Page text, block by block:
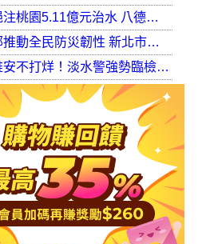
中央挹注桃園5.11億元治水 八德區大仁滯洪池今啟用 守護龜山產業園區6千億產值 保障3.5萬居民安全
內政部推動全民防災韌性 新北市防災士培訓突破 2 萬人
春節維安不打烊！淡水警強勢臨檢掃蕩 封閉式路檢斷絕治安隱憂